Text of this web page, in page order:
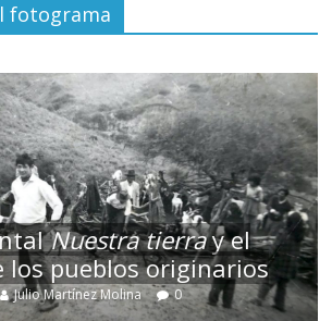
fotograma
Nuestra tierray el
los pueblos originarios
Julio Martínez Molina 0